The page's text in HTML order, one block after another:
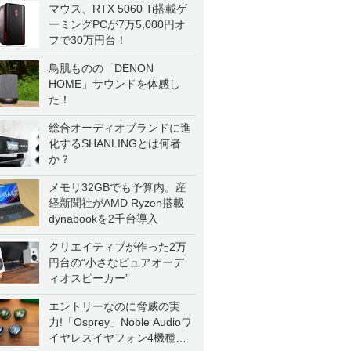
マウス、RTX 5060 Ti搭載ゲ
ーミングPCが7万5,000円オ
フで30万円台！
鳥肌ものの「DENON
HOME」サウンドを体感し
た！
総合オーディオブランドに進
化するSHANLINGとは何者
か？
メモリ32GBでも予算内。産
経新聞社がAMD Ryzen搭載
dynabookを2千台導入
クリエイティブが作った2万
円台の“小さなピュアオーデ
ィオスピーカー”
エントリーなのに脅威の実
力!「Osprey」Noble Audioワ
イヤレスイヤフォン4機種を